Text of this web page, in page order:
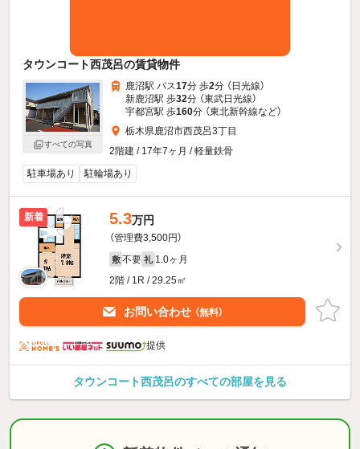
タウンコート西茂呂の賃貸物件
すべての写真
鹿沼駅 バス17分 歩2分 （日光線）
新鹿沼駅 歩32分 （東武日光線）
宇都宮駅 歩160分 （東北新幹線など）
栃木県鹿沼市西茂呂3丁目
2階建 / 17年7ヶ月 / 軽量鉄骨
駐車場あり
駐輪場あり
新着 5.3万円
（管理費3,500円）
敷 不要 礼 1.0ヶ月
2階 / 1R / 29.25㎡
お問い合わせ （無料）
提供
タウンコート西茂呂のすべての部屋を見る